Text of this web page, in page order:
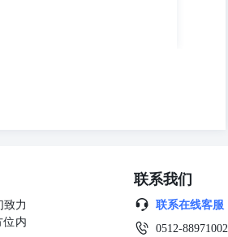
发行约8.53万亿元地方债，其中江苏、广
公开资料，其合法性、真实性、准确性、
的结论或建议；投资者应审慎使用本研究
研究报告不可分割的内容，任何使用者使
、歪曲或有任何类似性质的修改行为。 地
总机) 传真：86-10-62299803邮箱：
致力
位内
联系我们
联系在线客服
0512-88971002